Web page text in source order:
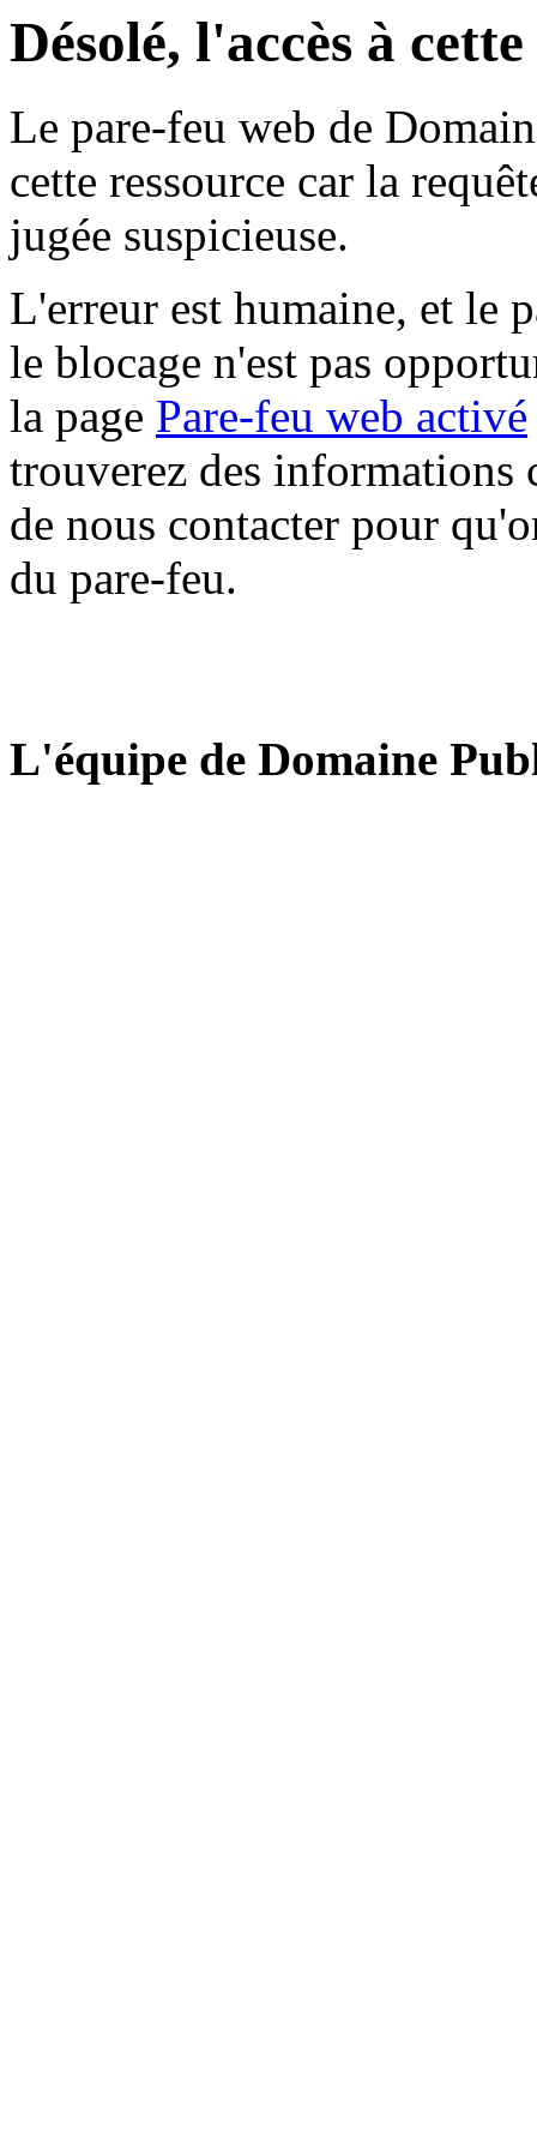
Désolé, l'accès à
Le pare-feu web de
cette ressource car la
jugée suspicieuse.
L'erreur est humaine, et le
le blocage n'est pas
la page Pare-feu web activé
trouverez des informations
de nous contacter pour
du pare-feu.
L'équipe de Domaine